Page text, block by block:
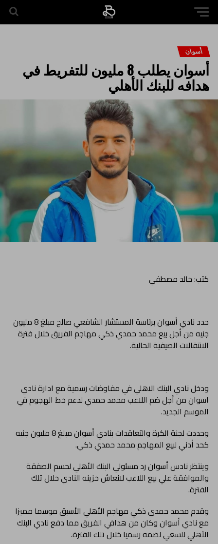
أسوان
أسوان يطلب 8 مليون للتفريط في
هدافه للبنك الأهلي
كتب: خالد مصطفي
حدد نادي أسوان برئاسة المستشار الشافعي صالح مبلغ 8 مليون
جنيه من أجل بيع محمد حمدي ذكي مهاجم الفريق خلال فترة
الانتقالات الصيفية الحالية.
ودخل نادي البنك الاهلي في مفاوضات رسمية مع ادارة نادي
اسوان من أجل ضم اللاعب محمد حمدي لدعم خط الهجوم في
الموسم الجديد.
وحددت لجنة الكرة والتعاقدات بنادي أسوان مبلغ 8 مليون جنيه
كحد أدني لبيع المهاجم محمد حمدي ذكي.
وينتظر نادس أسوان رد مسئولي البنك الأهلي لحسم الصفقة
والموافقة علي بيع اللاعب لانعاش خزينه النادي خلال تلك
الفترة.
وقدم محمد حمدي ذكي مهاجم الأهلي الأسبق موسما مميزا
مع نادي أسوان وكان من هدافي الفريق مما دفع نادي البنك
الأهلي للسعي لضمه رسميا خلال تلك الفترة.